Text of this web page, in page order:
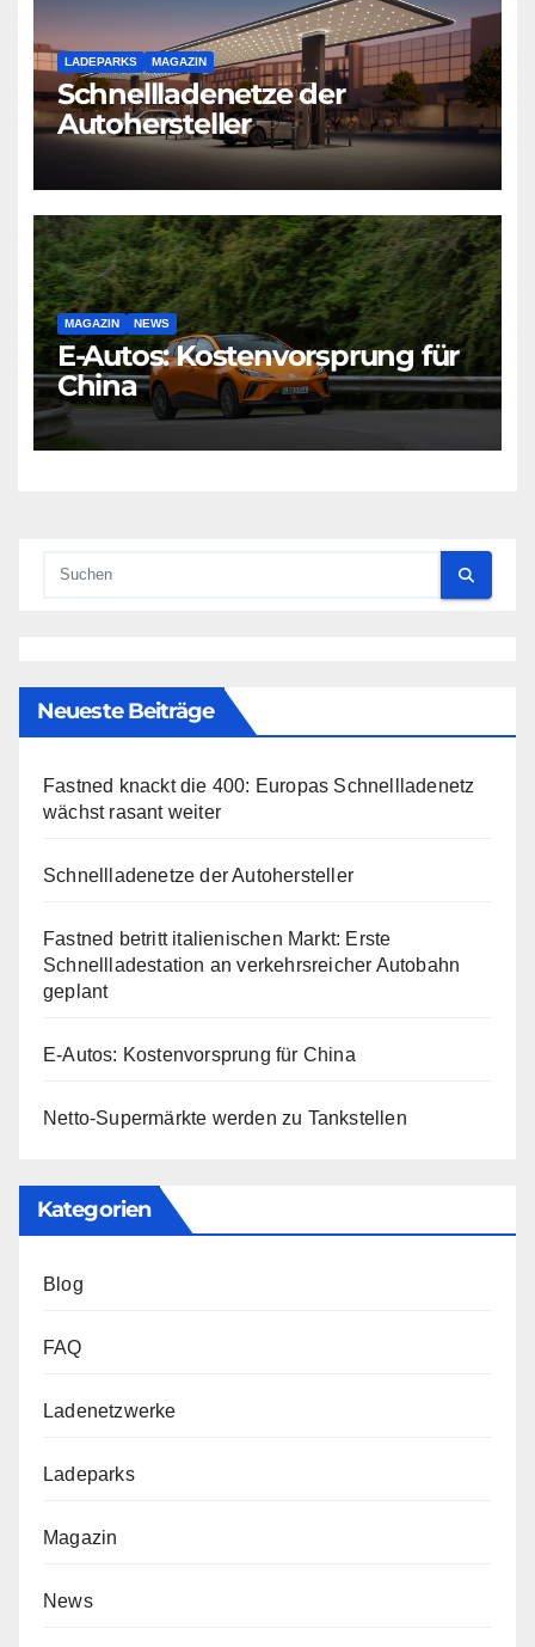
LADEPARKS MAGAZIN
Schnellladenetze der
Autohersteller
MAGAZIN NEWS
E-Autos: Kostenvorsprung für
China
Neueste Beiträge
Fastned knackt die 400: Europas Schnellladenetz
wächst rasant weiter
Schnellladenetze der Autohersteller
Fastned betritt italienischen Markt: Erste
Schnellladestation an verkehrsreicher Autobahn
geplant
E-Autos: Kostenvorsprung für China
Netto-Supermärkte werden zu Tankstellen
Kategorien
Blog
FAQ
Ladenetzwerke
Ladeparks
Magazin
News